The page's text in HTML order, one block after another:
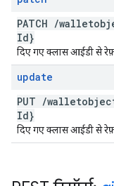
PATCH /
Id}
दिए गए क्लास आईडी से
update
PUT /
Id}
दिए गए क्लास आईडी से